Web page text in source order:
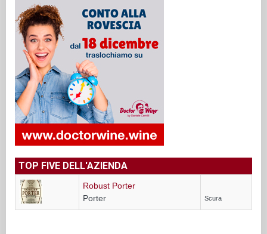
TOP FIVE DELL'AZIENDA
Robust Porter
Porter
Scura